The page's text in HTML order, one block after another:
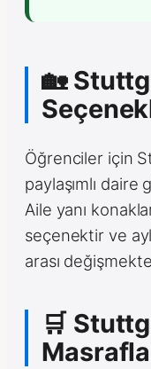
🏡
Öğrenciler için
paylaşımlı
Aile yanı
seçenektir ve
arası
🛒